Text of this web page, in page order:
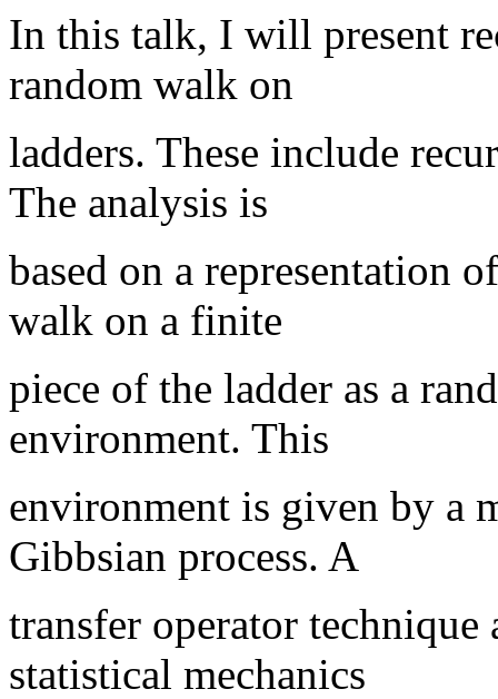
In this talk, I will present
random walk on
ladders. These include
The analysis is
based on a representation
walk on a finite
piece of the ladder as a
environment. This
environment is given by a
Gibbsian process. A
transfer operator
statistical mechanics